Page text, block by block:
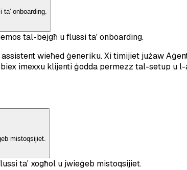
ta' onboarding.
tal-bejgħ u flussi ta' onboarding.
wieħed ġeneriku. Xi timijiet jużaw
imexxu klijenti ġodda permezz tal-setup u
mistoqsijiet.
ta' xogħol u jwieġeb mistoqsijiet.